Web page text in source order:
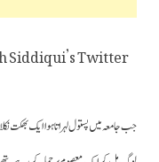
Siddiqui’s Twitter
جب جامعہ میں پستول لہراتا ہوا ایک